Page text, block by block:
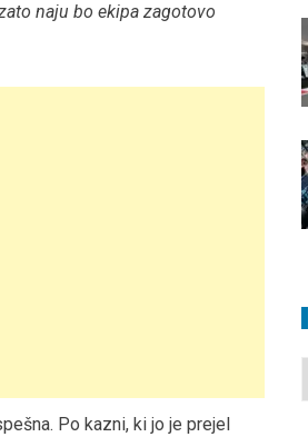
naju bo ekipa zagotovo
Po kazni, ki jo je prejel